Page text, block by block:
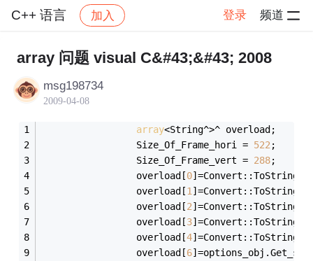
C++ 语言 加入 登录 频道
C++ 语言 帖子详情
array 问题 visual C&#43;&#43; 2008
msg198734
2009-04-08
array<String^>^ overload;
				 Size_Of_Frame_hori =
522 ;
				 Size_Of_Frame_vert =
288;
				 overload[
0
				 overload[
1
				 overload[
2
				 overload[
3
				 overload[
4
				 overload[
6